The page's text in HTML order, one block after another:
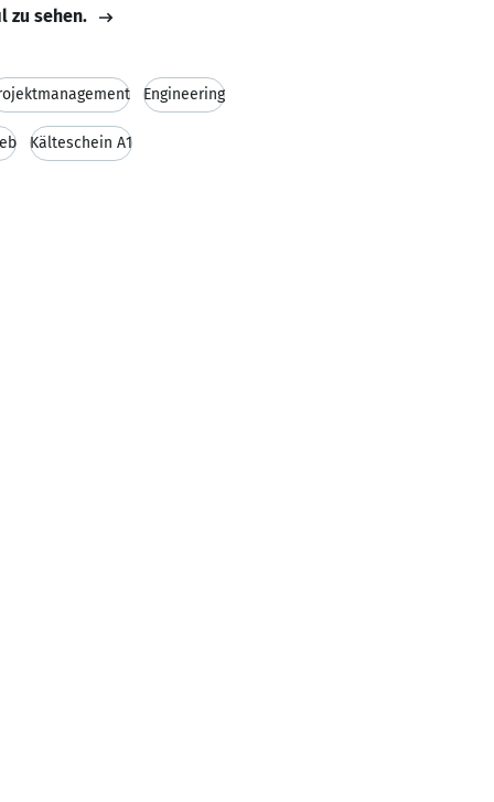
zu sehen.
Engineering
Kälteschein A1